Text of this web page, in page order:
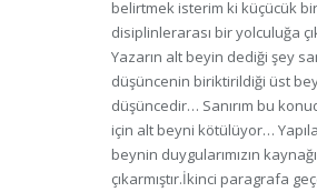
belirtmek isterim ki küçücük
disiplinlerarası bir yolculuğa
Yazarın alt beyin dediği şey
düşüncenin biriktirildiği üst
düşüncedir… Sanırım bu
için alt beyni kötülüyor…
beynin duygularımızın
çıkarmıştır.İkinci paragrafa